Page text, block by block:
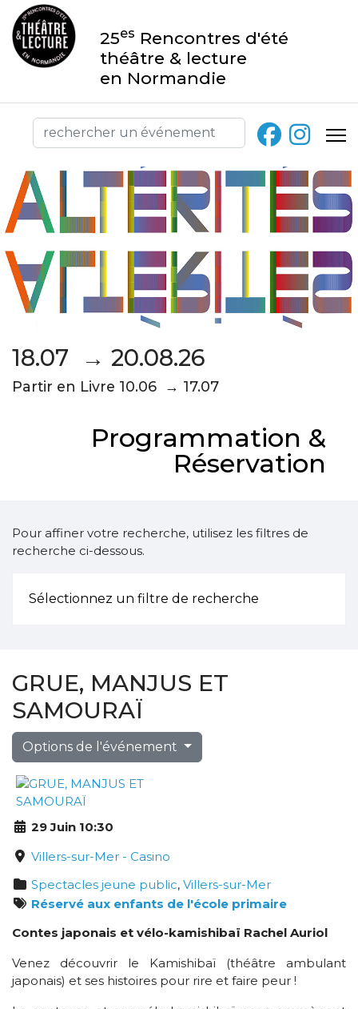
25es Rencontres d'été
théâtre & lecture
en Normandie
18.07 → 20.08.26
Partir en Livre 10.06 → 17.07
Programmation &
Réservation
Pour affiner votre recherche, utilisez les filtres de
recherche ci-dessous.
Sélectionnez un filtre de recherche
GRUE, MANJUS ET
SAMOURAÏ
Options de l'événement
29 Juin 10:30
Villers-sur-Mer - Casino
Spectacles jeune public, Villers-sur-Mer
Réservé aux enfants de l'école primaire
Contes japonais et vélo-kamishibaï Rachel Auriol
Venez découvrir le Kamishibaï (théâtre ambulant
japonais) et ses histoires pour rire et faire peur !